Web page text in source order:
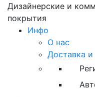
Дизайнерские и
покрытия
Инфо
О нас
Доставка и